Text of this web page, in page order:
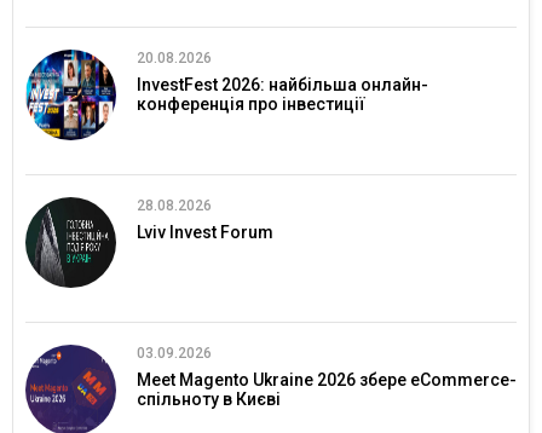
20.08.2026
InvestFest 2026: найбільша онлайн-
конференція про інвестиції
28.08.2026
Lviv Invest Forum
03.09.2026
Meet Magento Ukraine 2026 збере eCommerce-
спільноту в Києві